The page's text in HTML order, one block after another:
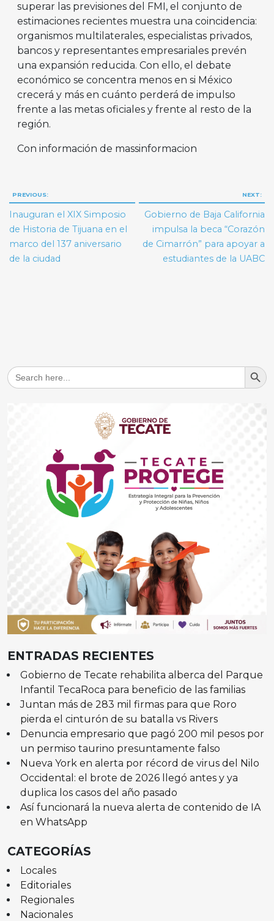
superar las previsiones del FMI, el conjunto de
estimaciones recientes muestra una coincidencia:
organismos multilaterales, especialistas privados,
bancos y representantes empresariales prevén
una expansión reducida. Con ello, el debate
económico se concentra menos en si México
crecerá y más en cuánto perderá de impulso
frente a las metas oficiales y frente al resto de la
región.
Con información de massinformacion
Navegación
de
entradas
PREVIOUS:
Inauguran el XIX Simposio
de Historia de Tijuana en el
marco del 137 aniversario
de la ciudad
NEXT:
Gobierno de Baja California
impulsa la beca “Corazón
de Cimarrón” para apoyar a
estudiantes de la UABC
Search
for:
Search
ENTRADAS RECIENTES
Gobierno de Tecate rehabilita alberca del Parque
Infantil TecaRoca para beneficio de las familias
Juntan más de 283 mil firmas para que Roro
pierda el cinturón de su batalla vs Rivers
Denuncia empresario que pagó 200 mil pesos por
un permiso taurino presuntamente falso
Nueva York en alerta por récord de virus del Nilo
Occidental: el brote de 2026 llegó antes y ya
duplica los casos del año pasado
Así funcionará la nueva alerta de contenido de IA
en WhatsApp
CATEGORÍAS
Locales
Editoriales
Regionales
Nacionales